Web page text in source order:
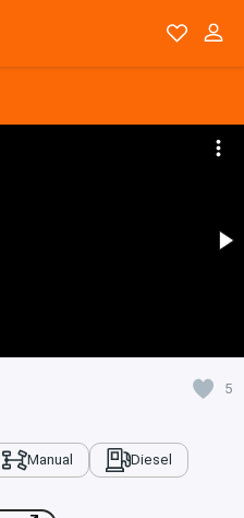
5
Manual Diesel